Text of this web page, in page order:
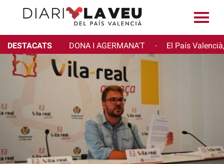
DESTACATS DONA I AGERMANA'T · El País